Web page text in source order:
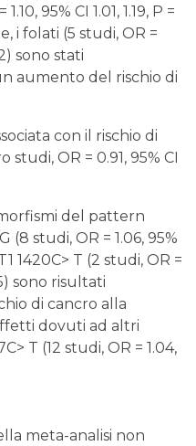
95% CI 1.01, 1.19, P =
i folati (5 studi, OR =
sono stati
aumento del rischio di
con il rischio di
OR = 0.91, 95% CI
del pattern
studi, OR = 1.06, 95%
1420C> T (2 studi, OR =
sono risultati
di cancro alla
dovuti ad altri
T (12 studi, OR = 1.04,
meta-analisi non